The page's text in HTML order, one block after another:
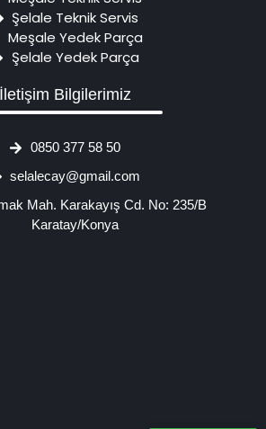
Şelale Teknik Servis
Meşale Yedek Parça
Şelale Yedek Parça
İletişim Bilgilerimiz
0850 377 58 50
selalecay@gmail.com
Mah. Karakayış Cd. No: 235/B
Karatay/Konya